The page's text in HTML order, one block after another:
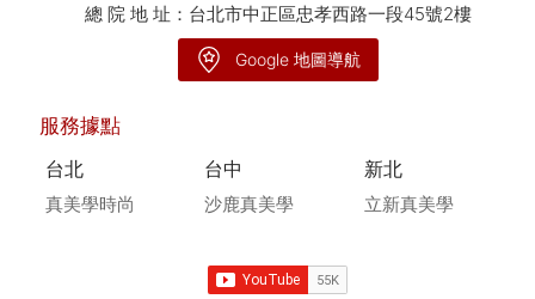
總 院 地 址：台北市中正區忠孝西路一段45號2樓
Google 地圖導航
服務據點
台北
真美學時尚
台中
沙鹿真美學
新北
立新真美學